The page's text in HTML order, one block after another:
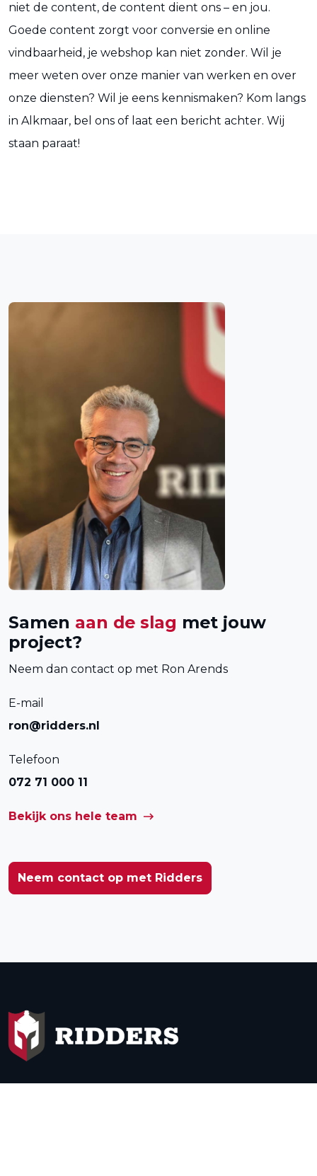
niet de content, de content dient ons – en jou.
Goede content zorgt voor conversie en online
vindbaarheid, je webshop kan niet zonder. Wil je
meer weten over onze manier van werken en over
onze diensten? Wil je eens kennismaken? Kom langs
in Alkmaar, bel ons of laat een bericht achter. Wij
staan paraat!
Samen aan de slag met jouw
project?
Neem dan contact op met Ron Arends
E-mail
ron@ridders.nl
Telefoon
072 71 000 11
Bekijk ons hele team
Neem contact op met Ridders